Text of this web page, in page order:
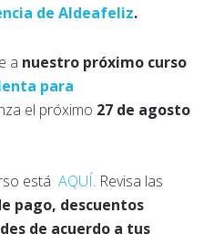
de Aldeafeliz.
a nuestro próximo curso
para
el próximo 27 de agosto
estáAQUÍ. Revisa las
pago, descuentos
de acuerdo a tus